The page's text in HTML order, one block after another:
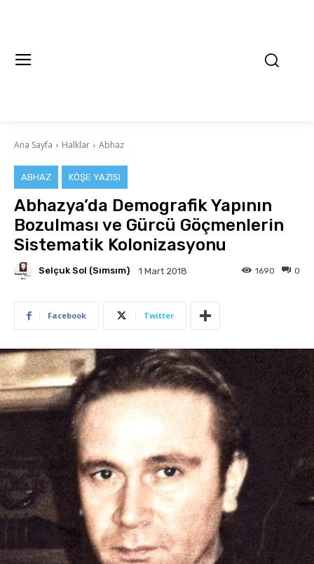
Ana Sayfa Halklar Abhaz
ABHAZ KÖŞE YAZISI
Abhazya’da Demografik Yapının
Bozulması ve Gürcü Göçmenlerin
Sistematik Kolonizasyonu
Selçuk Sol (Sımsım) 1 Mart 2018 0
1690
Facebook Twitter